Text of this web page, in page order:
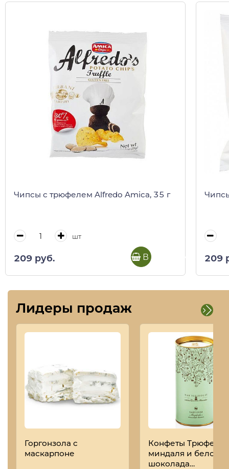
Чипсы с трюфелем Alfredo Amica, 35 г
шт
209 руб. В корзину 209
Лидеры продаж
Горгонзола с
маскарпоне
Конфеты Трюфель
миндаля и белого
шоколада